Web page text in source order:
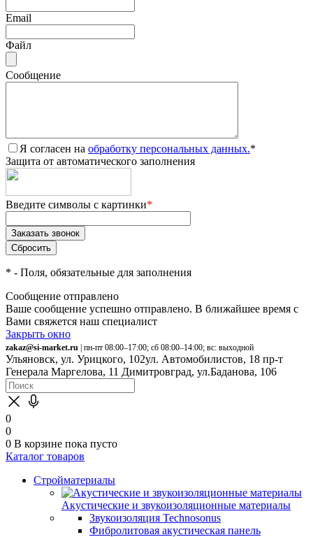
Email
Файл
Сообщение
Я согласен на обработку персональных данных.*
Защита от автоматического заполнения
Введите символы с картинки*
* - Поля, обязательные для заполнения
Сообщение отправлено
Ваше сообщение успешно отправлено. В ближайшее время с
Вами свяжется наш специалист
Закрыть окно
zakaz@si-market.ru | пн-пт 08:00–17:00; сб 08:00–14:00; вс: выходной
Ульяновск, ул. Урицкого, 102ул. Автомобилистов, 18 пр-т
Генерала Маргелова, 11 Димитровград, ул.Баданова, 106
0
0
0 В корзине пока пусто
Каталог товаров
Стройматериалы
Акустические и звукоизоляционные материалы
Звукоизоляция Technosonus
Фибролитовая акустическая панель